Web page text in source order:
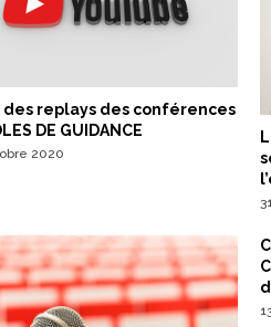
des replays des conférences
DE GUIDANCE
2020